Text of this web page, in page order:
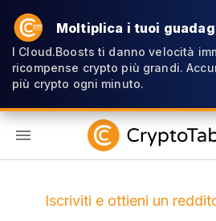
Moltiplica i tuoi
I Cloud.Boosts ti danno velocità
ricompense crypto più grandi.
più crypto ogni minuto.
Iscriviti e ottieni un